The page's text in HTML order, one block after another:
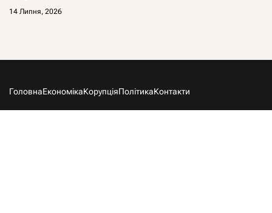
14 Липня, 2026
ГоловнаЕкономікаКорупціяПолітикаКонтакти